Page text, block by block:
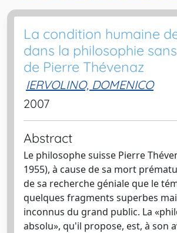
La condition humaine
dans la philosophie
de Pierre Thévenaz
IERVOLINO, DOMENICO
2007
Abstract
Le philosophe suisse Pierre
1955), à cause de sa mort
de sa recherche géniale que le
quelques fragments superbes
inconnus du grand public. La
absolu», qu'il propose, est, à son